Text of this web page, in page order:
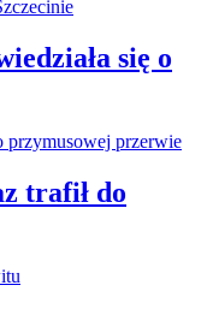
się o
trafił do